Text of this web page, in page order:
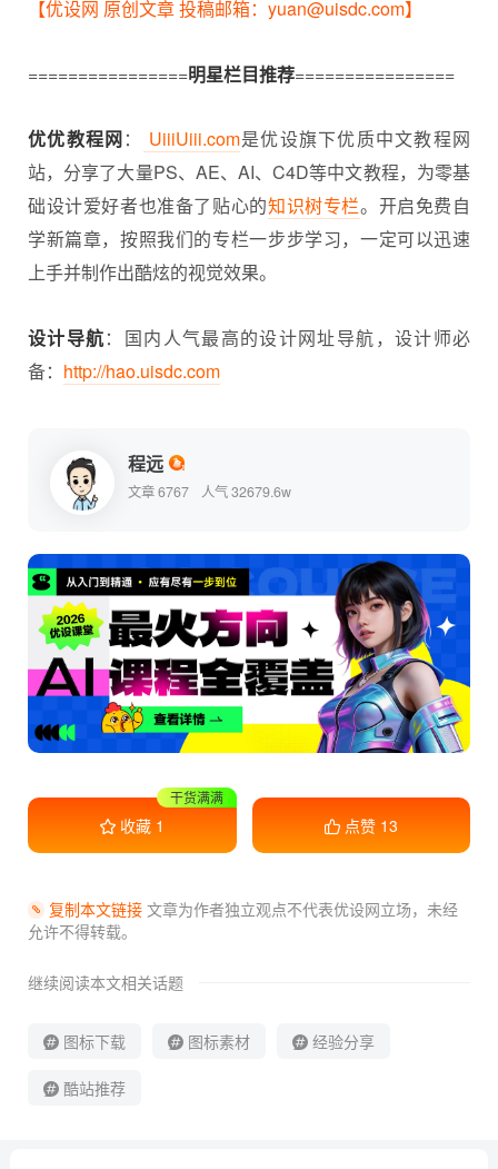
【优设网 原创文章 投稿邮箱：yuan@uisdc.com】
================明星栏目推荐================
优优教程网： UiiiUiii.com是优设旗下优质中文教程网
站，分享了大量PS、AE、AI、C4D等中文教程，为零基
础设计爱好者也准备了贴心的知识树专栏。开启免费自
学新篇章，按照我们的专栏一步步学习，一定可以迅速
上手并制作出酷炫的视觉效果。
设计导航：国内人气最高的设计网址导航，设计师必
备： http://hao.uisdc.com
程远
文章 6767 人气 32679.6w
收藏 1
收藏学习
点赞 13
复制本文链接文章为作者独立观点不代表优设网立场， 未经
允许不得转载。
继续阅读本文相关话题
图标下载 图标素材 经验分享
酷站推荐